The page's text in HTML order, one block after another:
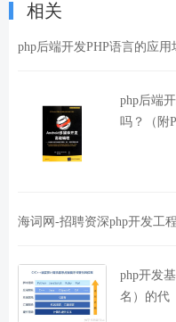
相关
php后端开发PHP语言的应
php后端
吗？（附
海词网-招聘资深php开发工
php开发
名）的代